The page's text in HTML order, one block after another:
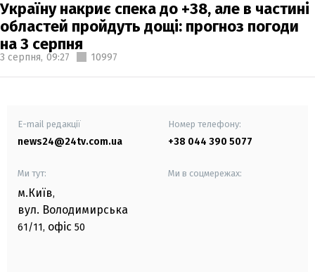
Україну накриє спека до +38, але в частині
областей пройдуть дощі: прогноз погоди
на 3 серпня
3 серпня, 09:27 10997
E-mail редакції
news24@24tv.com.ua
Номер телефону:
+38 044 390 5077
Ми тут:
м.Київ,
вул. Володимирська
61/11, офіс 50
Ми в соцмережах: